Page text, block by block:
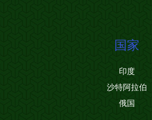
国家
印度
沙特阿拉伯
俄国